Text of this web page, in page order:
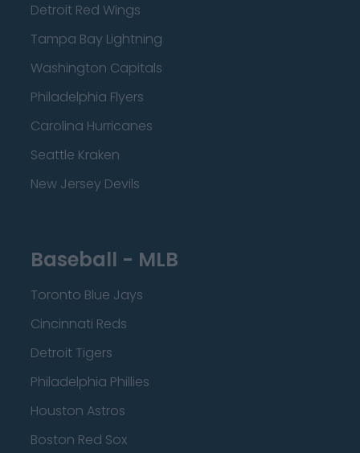
Detroit Red Wings
Tampa Bay Lightning
Washington Capitals
Philadelphia Flyers
Carolina Hurricanes
Seattle Kraken
New Jersey Devils
Baseball - MLB
Toronto Blue Jays
Cincinnati Reds
Detroit Tigers
Philadelphia Phillies
Houston Astros
Boston Red Sox